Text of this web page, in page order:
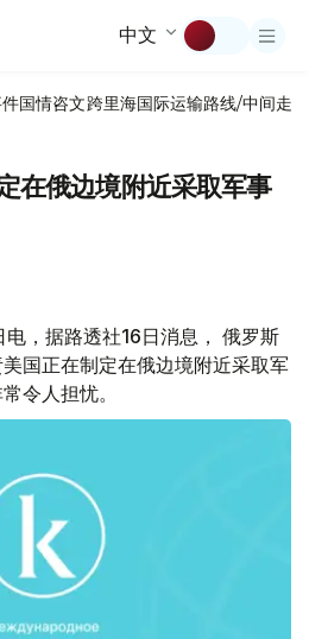
中文
国情咨文跨里海国际运输路线/中间走廊
在俄边境附近采取军事
，据路透社16日消息， 俄罗斯
国正在制定在俄边境附近采取军
令人担忧。